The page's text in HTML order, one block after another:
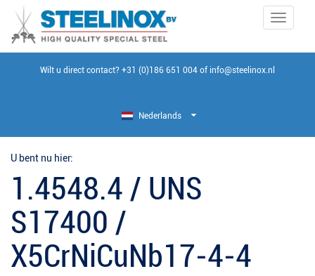
Toggle
Wilt u direct contact? +31 (0)186 651 004 of info@steelinox.nl
Nederlands
U bent nu hier:
1.4548.4 / UNS
S17400 /
X5CrNiCuNb17-4-4